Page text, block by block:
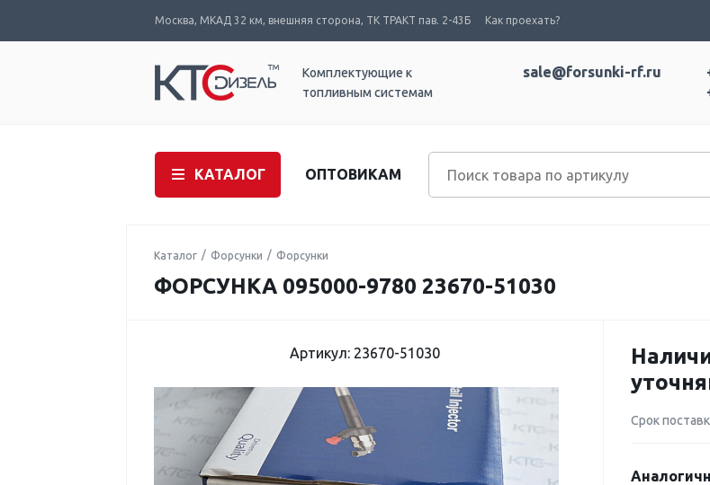
Москва, МКАД 32 км, внешняя сторона, ТК ТРАКТ пав. 2-43Б Как проехать?
Комплектующие к
топливным системам
sale@forsunki-rf.ru
КАТАЛОГ ОПТОВИКАМ
Каталог Форсунки Форсунки
ФОРСУНКА 095000-9780 23670-51030
Артикул: 23670-51030
Срок